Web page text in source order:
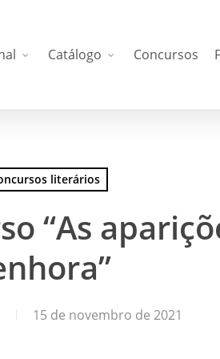
Catálogo Concursos
literários
“As
15 de novembro de 2021